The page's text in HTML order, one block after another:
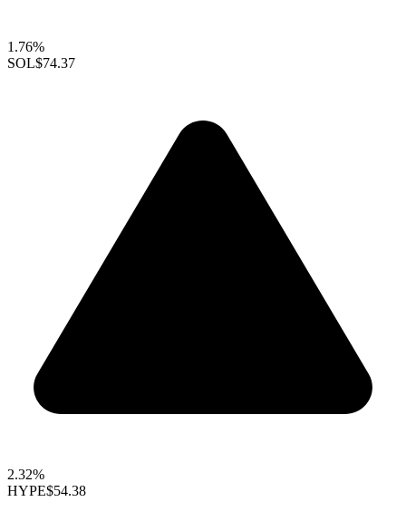
1.76%
SOL$74.37
2.32%
HYPE$54.38